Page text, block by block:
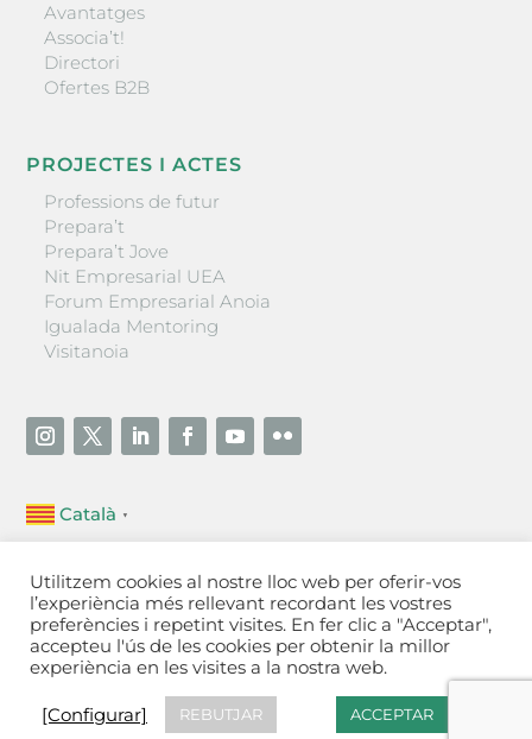
Avantatges
Associa’t!
Directori
Ofertes B2B
PROJECTES I ACTES
Professions de futur
Prepara’t
Prepara’t Jove
Nit Empresarial UEA
Forum Empresarial Anoia
Igualada Mentoring
Visitanoia
Català ▼
Unió Empresarial de l’Anoia (UEA)
Ctra. de Manresa, 131, 08700 – Igualada(Barcelona)
Tel 93 805 22 92
Contactar
Política
de cookies [Configurar]
Fet a Igualada per Aladetres
Utilitzem cookies al nostre lloc web per oferir-vos
l’experiència més rellevant recordant les vostres
preferències i repetint visites. En fer clic a "Acceptar",
accepteu l'ús de les cookies per obtenir la millor
experiència en les visites a la nostra web.
[Configurar] REBUTJAR ACCEPTAR